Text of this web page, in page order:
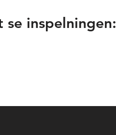
inspelningen: